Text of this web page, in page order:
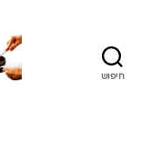
חיפוש